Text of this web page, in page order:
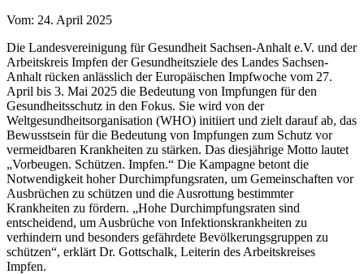
Vom: 24. April 2025
Die Landesvereinigung für Gesundheit Sachsen-Anhalt e.V. und der
Arbeitskreis Impfen der Gesundheitsziele des Landes Sachsen-
Anhalt rücken anlässlich der Europäischen Impfwoche vom 27.
April bis 3. Mai 2025 die Bedeutung von Impfungen für den
Gesundheitsschutz in den Fokus. Sie wird von der
Weltgesundheitsorganisation (WHO) initiiert und zielt darauf ab, das
Bewusstsein für die Bedeutung von Impfungen zum Schutz vor
vermeidbaren Krankheiten zu stärken. Das diesjährige Motto lautet
„Vorbeugen. Schützen. Impfen.“ Die Kampagne betont die
Notwendigkeit hoher Durchimpfungsraten, um Gemeinschaften vor
Ausbrüchen zu schützen und die Ausrottung bestimmter
Krankheiten zu fördern. „Hohe Durchimpfungsraten sind
entscheidend, um Ausbrüche von Infektionskrankheiten zu
verhindern und besonders gefährdete Bevölkerungsgruppen zu
schützen“, erklärt Dr. Gottschalk, Leiterin des Arbeitskreises
Impfen.